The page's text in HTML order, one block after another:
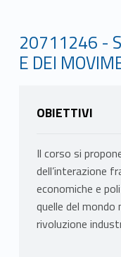
20711246 -
E DEI
OBIETTIVI
Il corso si
dell’interazione
economiche e
quelle del mondo
rivoluzione